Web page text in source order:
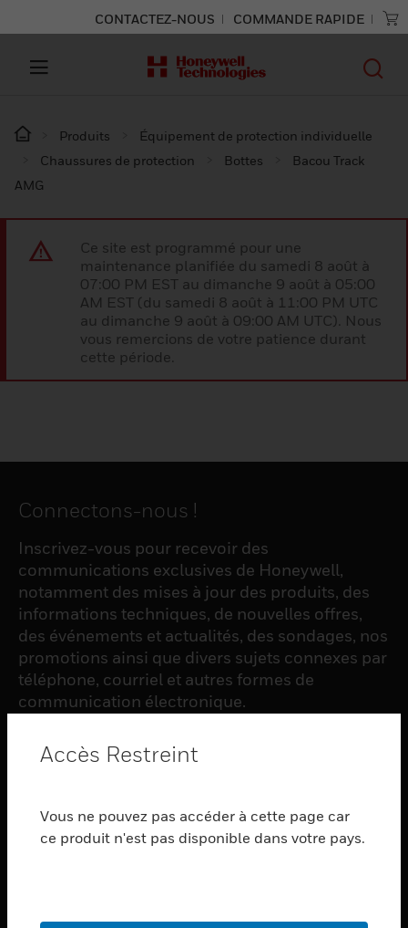
CONTACTEZ-NOUS COMMANDE RAPIDE
Produits
Équipement de protection individuelle
Chaussures de protection
Bottes
Bacou Track
AMG
Ce site est programmé pour une
maintenance planifiée du samedi 8 août à
07:00 PM EST au dimanche 9 août à 05:00
AM EST (du samedi 8 août à 11:00 PM UTC
au dimanche 9 août à 09:00 AM UTC). Nous
vous remercions de votre patience durant
cette période.
Connectons-nous !
Inscrivez-vous pour recevoir des
communications exclusives de Honeywell,
notamment des mises à jour des produits, des
informations techniques, de nouvelles offres,
des événements et actualités, des sondages, nos
promotions ainsi que divers sujets connexes par
téléphone, courriel et autres formes de
communication électronique.
S'INSCRIRE
PRODUCTS
toggle view
Accès Restreint
Vous ne pouvez pas accéder à cette page car
ce produit n'est pas disponible dans votre pays.